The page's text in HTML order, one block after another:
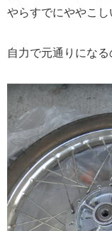
やらすでにややこし
自力で元通りにな